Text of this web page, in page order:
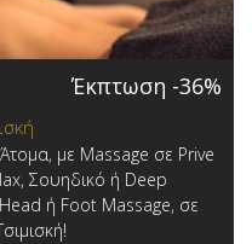
Έκπτωση -36%
με Massage σε Prive
Σουηδικό ή Deep
ή Foot Massage, σε